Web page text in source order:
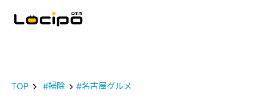
TOP #掃除 #名古屋グルメ